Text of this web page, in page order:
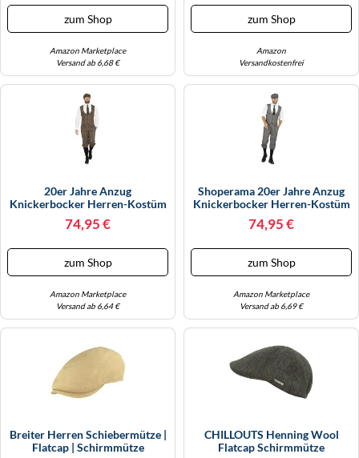
zum Shop
Amazon Marketplace
Versand ab 6,68 €
zum Shop
Amazon
Versandkostenfrei
20er Jahre Anzug
Knickerbocker Herren-Kostüm
Braun-Beige Weste
Schiebermütze The Roaring
74,95 €
zum Shop
Amazon Marketplace
Versand ab 6,64 €
Shoperama 20er Jahre Anzug
Knickerbocker Herren-Kostüm
Schwarz-Weiß Weste
Schiebermütze The Roaring
74,95 €
zum Shop
Amazon Marketplace
Versand ab 6,69 €
Breiter Herren Schiebermütze |
Flatcap | Schirmmütze
CHILLOUTS Henning Wool
Flatcap Schirmmütze